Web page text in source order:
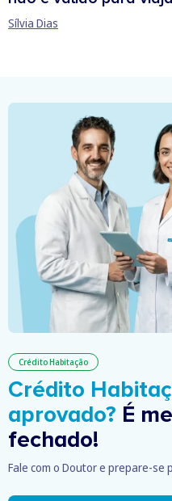
Sílvia Dias
Crédito Habitação
Crédito
aprovado? É
fechado!
Fale com o Doutor e prepare-se